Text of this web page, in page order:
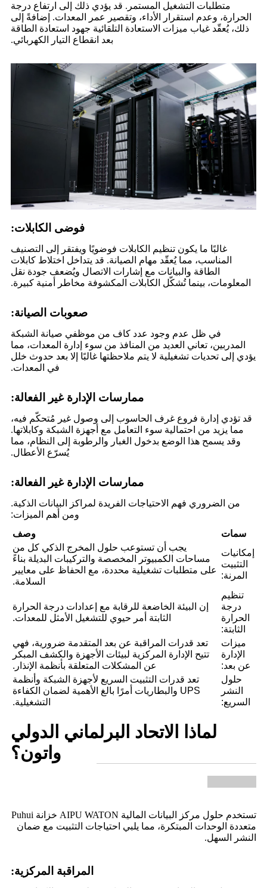
متطلبات التشغيل المستمر. قد يؤدي ذلك إلى ارتفاع درجة
الحرارة، وعدم استقرار الأداء، وتقصير عمر المعدات. إضافةً إلى
ذلك، يُعقّد غياب ميزات الاستعادة التلقائية جهود استعادة الطاقة
بعد انقطاع التيار الكهربائي.
فوضى الكابلات:
غالبًا ما يكون تنظيم الكابلات فوضويًا ويفتقر إلى التصنيف
المناسب، مما يُعقّد مهام الصيانة. قد يتداخل اختلاط كابلات
الطاقة والبيانات مع إشارات الاتصال ويُضعف جودة نقل
المعلومات، بينما تُشكّل الكابلات المكشوفة مخاطر أمنية كبيرة.
صعوبات الصيانة:
في ظل عدم وجود عدد كاف من موظفي صيانة الشبكة
المدربين، تعاني العديد من المنافذ من سوء إدارة المعدات، مما
يؤدي إلى تحديات تشغيلية لا يتم ملاحظتها غالبًا إلا بعد حدوث خلل
في المعدات.
ممارسات الإدارة غير الفعالة:
قد تؤدي إدارة فروع غرف الحاسوب إلى وصول غير مُتحكّم فيه،
مما يزيد من احتمالية سوء التعامل مع أجهزة الشبكة وكابلاتها.
وقد يسمح هذا الوضع بدخول الغبار والرطوبة إلى النظام، مما
يُسرّع الأعطال.
ممارسات الإدارة غير الفعالة:
من الضروري فهم الاحتياجات الفريدة لمراكز البيانات الذكية.
ومن أهم الميزات:
سمات
وصف
إمكانيات
التثبيت
المرنة:
يجب أن تستوعب حلول المخرج الذكي كل من
مساحات الكمبيوتر المخصصة والتركيبات البديلة بناءً
على متطلبات تشغيلية محددة، مع الحفاظ على معايير
السلامة.
تنظيم
درجة
الحرارة
الثابتة:
إن البيئة الخاضعة للرقابة مع إعدادات درجة الحرارة
الثابتة أمر حيوي للتشغيل الأمثل للمعدات.
ميزات
الإدارة
عن بعد:
تعد قدرات المراقبة عن بعد المتقدمة ضرورية، فهي
تتيح الإدارة المركزية لبيئات الأجهزة والكشف المبكر
عن المشكلات المتعلقة بأنظمة الإنذار.
حلول
النشر
السريع:
تعد قدرات التثبيت السريع لأجهزة الشبكة وأنظمة
UPS والبطاريات أمرًا بالغ الأهمية لضمان الكفاءة
التشغيلية.
لماذا الاتحاد البرلماني الدولي
واتون؟
تستخدم حلول مركز البيانات المالية AIPU WATON خزانة Puhui
متعددة الوحدات المبتكرة، مما يلبي احتياجات التثبيت مع ضمان
النشر السهل.
المراقبة المركزية: